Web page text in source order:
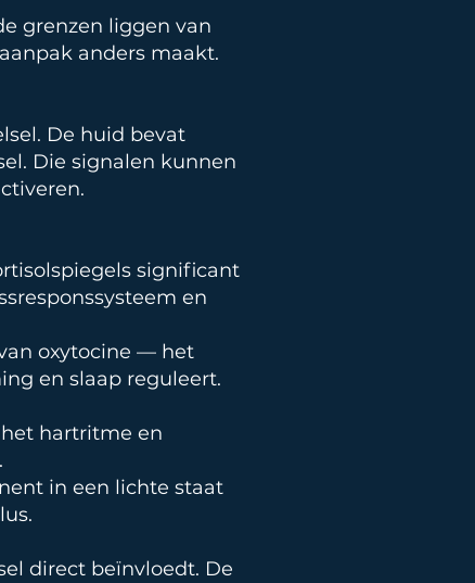
grenzen liggen van
anders maakt.
De huid bevat
Die signalen kunnen
significant
en
oxytocine — het
en slaap reguleert.
hartritme en
in een lichte staat
direct beïnvloedt. De